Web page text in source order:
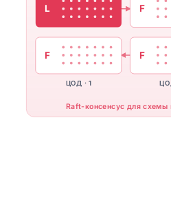
L
F
ЦОД · 1
F
F
Raft-консенсус для схемы